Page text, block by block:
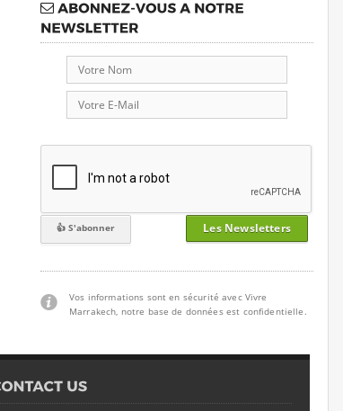
Les Newsletters
Vos informations sont en sécurité avec Vivre
Marrakech, notre base de données est confidentielle.